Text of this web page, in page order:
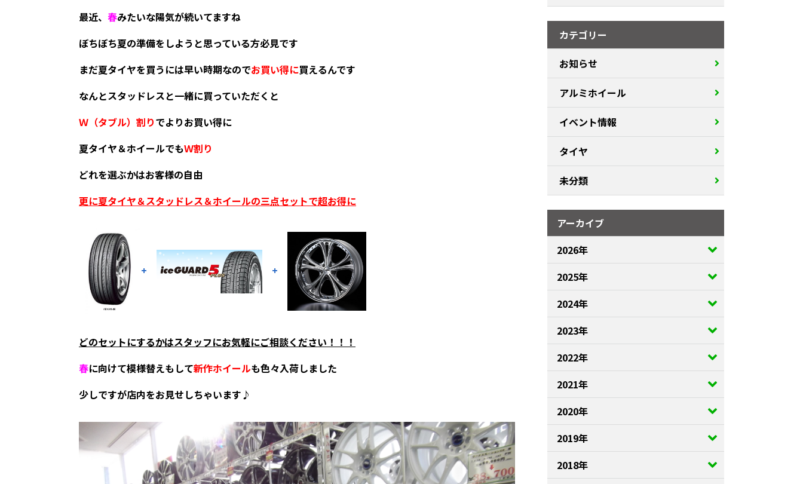
最近、 春みたいな陽気が続いてますね
ぼちぼち夏の準備をしようと思っている方必見です
まだ夏タイヤを買うには早い時期なのでお買い得に買えるんです
なんとスタッドレスと一緒に買っていただくと
Ｗ（タブル）割りでよりお買い得に
夏タイヤ＆ホイールでもＷ割り
どれを選ぶかはお客様の自由
更に夏タイヤ＆スタッドレス＆ホイールの三点セットで超お得に
+ +
どのセットにするかはスタッフにお気軽にご相談ください！！！
春に向けて模様替えもして新作ホイールも色々入荷しました
少しですが店内をお見せしちゃいます♪
カテゴリー
お知らせ
アルミホイール
イベント情報
タイヤ
未分類
アーカイブ
2026年
2025年
2024年
2023年
2022年
2021年
2020年
2019年
2018年